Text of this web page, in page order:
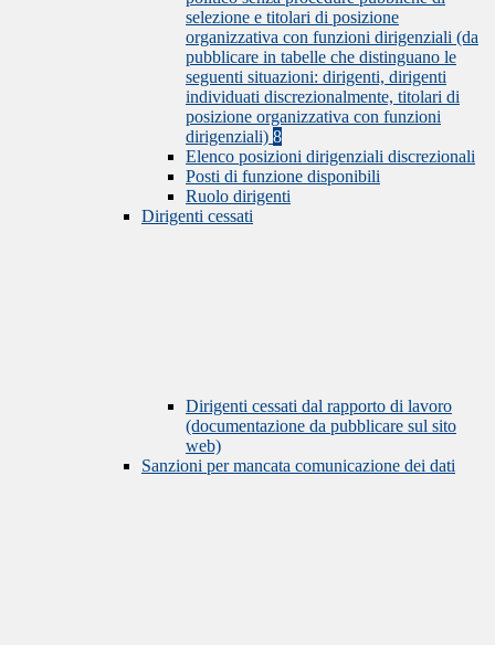
selezione e titolari di posizione
organizzativa con funzioni dirigenziali (da
pubblicare in tabelle che distinguano le
seguenti situazioni: dirigenti, dirigenti
individuati discrezionalmente, titolari di
posizione organizzativa con funzioni
dirigenziali) 8
Elenco posizioni dirigenziali discrezionali
Posti di funzione disponibili
Ruolo dirigenti
Dirigenti cessati
Dirigenti cessati dal rapporto di lavoro
(documentazione da pubblicare sul sito
web)
Sanzioni per mancata comunicazione dei dati